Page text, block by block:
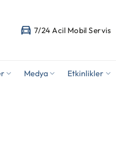
7/24 Acil Mobil Servis
Medya Etkinlikler